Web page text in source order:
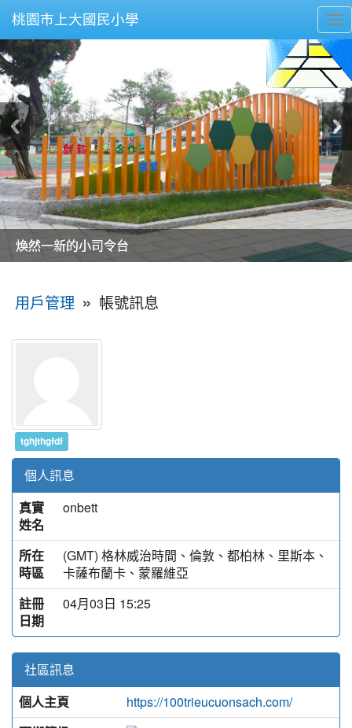
桃園市上大國民小學
美麗的操場是我們活力的來源
美麗的操場是我們活力的來源
煥然一新的小司令台
煥然一新的小司令台
富含桃園埤塘田園風光意象的中廊
富含桃園埤塘田園風光意象的中廊
嶄新的中庭廣場
嶄新的中庭廣場
水生池生生不息
水生池生生不息
用戶管理 » 帳號訊息
tghjthgfdf
個人訊息
真實
姓名
onbett
所在
時區
(GMT) 格林威治時間、倫敦、都柏林、里斯本、
卡薩布蘭卡、蒙羅維亞
註冊
日期
04月03日 15:25
社區訊息
個人主頁
https://100trieucuonsach.com/